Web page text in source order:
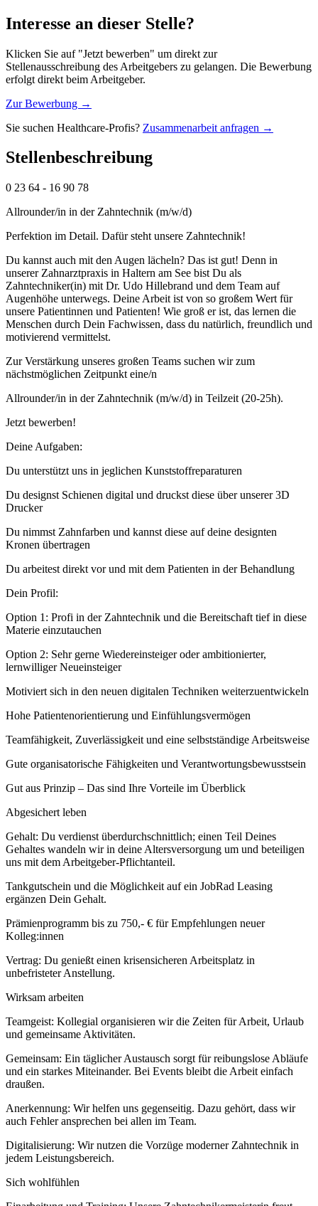
Interesse an dieser Stelle?
Klicken Sie auf "Jetzt bewerben" um direkt zur
Stellenausschreibung des Arbeitgebers zu gelangen. Die Bewerbung
erfolgt direkt beim Arbeitgeber.
Zur Bewerbung →
Sie suchen Healthcare-Profis? Zusammenarbeit anfragen →
Stellenbeschreibung
0 23 64 - 16 90 78
Allrounder/in in der Zahntechnik (m/w/d)
Perfektion im Detail. Dafür steht unsere Zahntechnik!
Du kannst auch mit den Augen lächeln? Das ist gut! Denn in
unserer Zahnarztpraxis in Haltern am See bist Du als
Zahntechniker(in) mit Dr. Udo Hillebrand und dem Team auf
Augenhöhe unterwegs. Deine Arbeit ist von so großem Wert für
unsere Patientinnen und Patienten! Wie groß er ist, das lernen die
Menschen durch Dein Fachwissen, dass du natürlich, freundlich und
motivierend vermittelst.
Zur Verstärkung unseres großen Teams suchen wir zum
nächstmöglichen Zeitpunkt eine/n
Allrounder/in in der Zahntechnik (m/w/d) in Teilzeit (20-25h).
Jetzt bewerben!
Deine Aufgaben:
Du unterstützt uns in jeglichen Kunststoffreparaturen
Du designst Schienen digital und druckst diese über unserer 3D
Drucker
Du nimmst Zahnfarben und kannst diese auf deine designten
Kronen übertragen
Du arbeitest direkt vor und mit dem Patienten in der Behandlung
Dein Profil:
Option 1: Profi in der Zahntechnik und die Bereitschaft tief in diese
Materie einzutauchen
Option 2: Sehr gerne Wiedereinsteiger oder ambitionierter,
lernwilliger Neueinsteiger
Motiviert sich in den neuen digitalen Techniken weiterzuentwickeln
Hohe Patientenorientierung und Einfühlungsvermögen
Teamfähigkeit, Zuverlässigkeit und eine selbstständige Arbeitsweise
Gute organisatorische Fähigkeiten und Verantwortungsbewusstsein
Gut aus Prinzip – Das sind Ihre Vorteile im Überblick
Abgesichert leben
Gehalt: Du verdienst überdurchschnittlich; einen Teil Deines
Gehaltes wandeln wir in deine Altersversorgung um und beteiligen
uns mit dem Arbeitgeber-Pflichtanteil.
Tankgutschein und die Möglichkeit auf ein JobRad Leasing
ergänzen Dein Gehalt.
Prämienprogramm bis zu 750,- € für Empfehlungen neuer
Kolleg:innen
Vertrag: Du genießt einen krisensicheren Arbeitsplatz in
unbefristeter Anstellung.
Wirksam arbeiten
Teamgeist: Kollegial organisieren wir die Zeiten für Arbeit, Urlaub
und gemeinsame Aktivitäten.
Gemeinsam: Ein täglicher Austausch sorgt für reibungslose Abläufe
und ein starkes Miteinander. Bei Events bleibt die Arbeit einfach
draußen.
Anerkennung: Wir helfen uns gegenseitig. Dazu gehört, dass wir
auch Fehler ansprechen bei allen im Team.
Digitalisierung: Wir nutzen die Vorzüge moderner Zahntechnik in
jedem Leistungsbereich.
Sich wohlfühlen